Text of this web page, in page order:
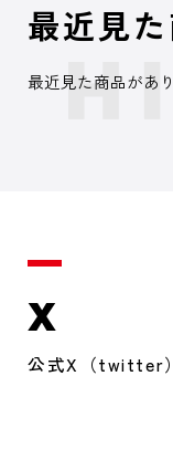
最近見
最近見た商品があ
X
公式X（twitter）